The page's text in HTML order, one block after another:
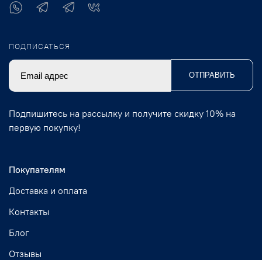
Покупателям
Доставка и оплата
Контакты
Блог
Отзывы
ПОДПИСАТЬСЯ
ОТПРАВИТЬ
Подпишитесь на рассылку и получите скидку 10% на
первую покупку!